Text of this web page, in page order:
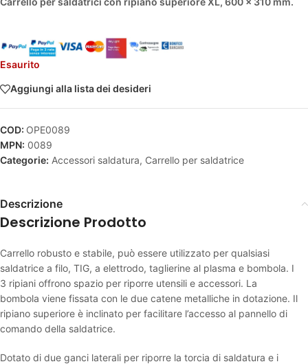
Esaurito
Aggiungi alla lista dei desideri
COD: OPE0089
MPN: 0089
Categorie: Accessori saldatura, Carrello per saldatrice
Descrizione
Descrizione Prodotto
Carrello robusto e stabile, può essere utilizzato per qualsiasi
saldatrice a filo, TIG, a elettrodo, taglierine al plasma e bombola. I
3 ripiani offrono spazio per riporre utensili e accessori. La
bombola viene fissata con le due catene metalliche in dotazione. Il
ripiano superiore è inclinato per facilitare l’accesso al pannello di
comando della saldatrice.
Dotato di due ganci laterali per riporre la torcia di saldatura e i